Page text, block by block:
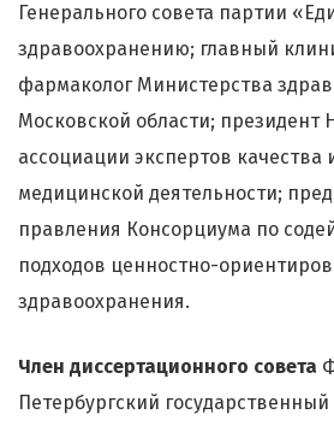
Генерального совета партии
здравоохранению; главный
фармаколог Министерства
Московской области; президент
ассоциации экспертов качества
медицинской деятельности;
правления Консорциума по
подходов ценностно-
здравоохранения.
Член диссертационного совета
Петербургский